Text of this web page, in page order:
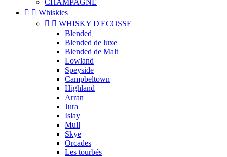
CHAMPAGNE
  Whiskies
  WHISKY D'ECOSSE
Blended
Blended de luxe
Blended de Malt
Lowland
Speyside
Campbeltown
Highland
Arran
Jura
Islay
Mull
Skye
Orcades
Les tourbés